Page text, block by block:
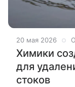
20 мая 2026
Химики
для
стоков